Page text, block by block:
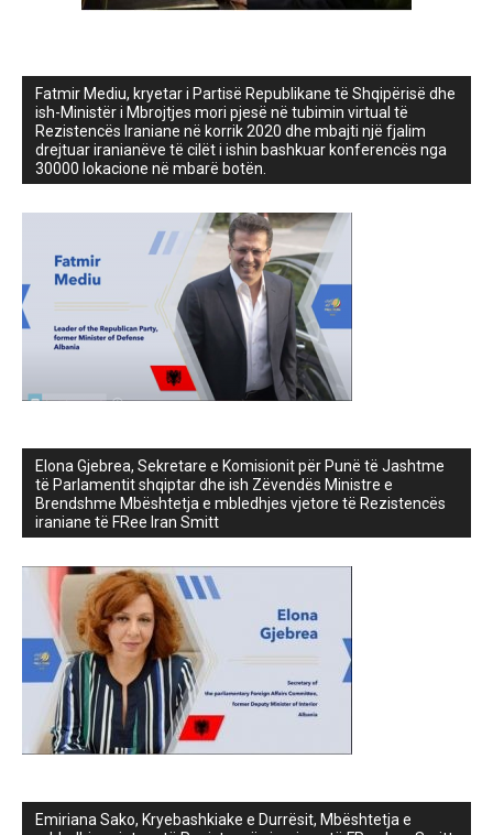
Fatmir Mediu, kryetar i Partisë Republikane të Shqipërisë dhe
ish-Ministër i Mbrojtjes mori pjesë në tubimin virtual të
Rezistencës Iraniane në korrik 2020 dhe mbajti një fjalim
drejtuar iranianëve të cilët i ishin bashkuar konferencës nga
30000 lokacione në mbarë botën.
Elona Gjebrea, Sekretare e Komisionit për Punë të Jashtme
të Parlamentit shqiptar dhe ish Zëvendës Ministre e
Brendshme Mbështetja e mbledhjes vjetore të Rezistencës
iraniane të FRee Iran Smitt
Emiriana Sako, Kryebashkiake e Durrësit, Mbështetja e